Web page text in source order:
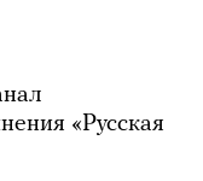
«Русская